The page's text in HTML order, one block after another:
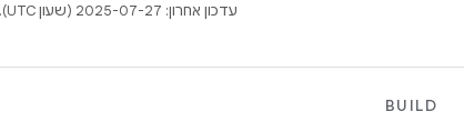
עדכון אחרון: 2025-07-27 (שעון UTC).
BUILD